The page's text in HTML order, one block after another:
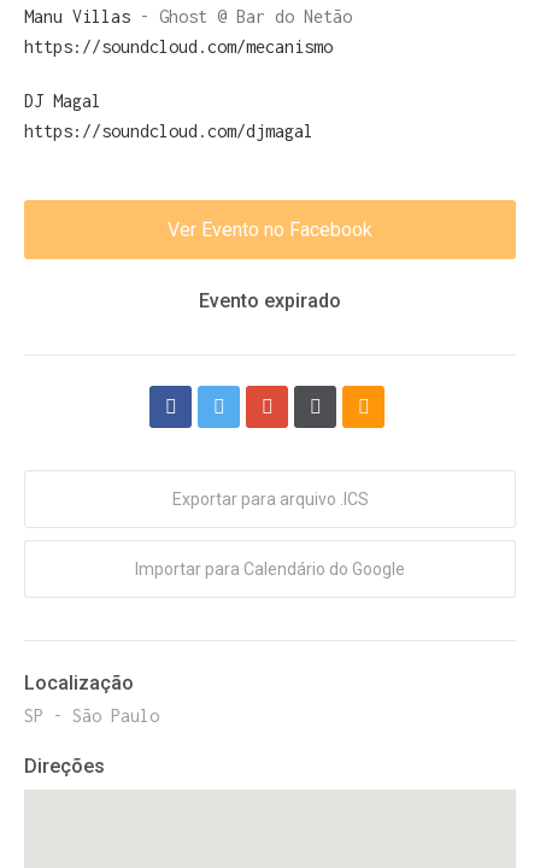
Manu Villas - Ghost @ Bar do Netão
https://soundcloud.com/mecanismo
DJ Magal
https://soundcloud.com/djmagal
Ver Evento no Facebook
Evento expirado
Exportar para arquivo .ICS
Importar para Calendário do Google
Localização
SP - São Paulo
Direções